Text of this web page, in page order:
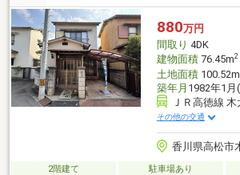
分）・セブンイレブン高松木太町川西店まで
マルナカ木太店まで650m（徒歩9分）・ドラ
木太店まで180m（徒歩3分）・イオン高松東
分）
880万円
間取り 4DK
建物面積76.45m2
土地面積100.52m
築年月 1982年1
ＪＲ高徳線
その他の交通
香川県高松市
2階建て 駐車場あり